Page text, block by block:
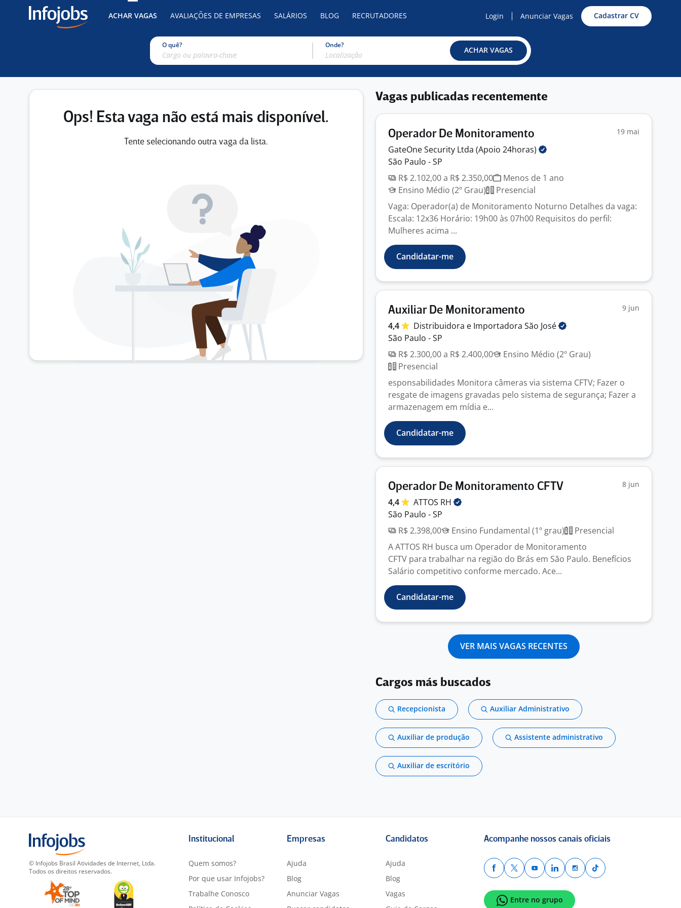
ACHAR VAGAS AVALIAÇÕES DE EMPRESAS SALÁRIOS BLOG RECRUTADORES Login Anunciar Vagas Cadastrar CV
O quê? Onde?
ACHAR VAGAS
Ops! Esta vaga não está mais disponível.
Tente selecionando outra vaga da lista.
Vagas publicadas recentemente
Operador De Monitoramento 19 mai
GateOne Security Ltda (Apoio 24horas)
São Paulo - SP
R$ 2.102,00 a R$ 2.350,00
Menos de 1 ano
Ensino Médio (2º Grau)
Presencial
Vaga: Operador(a) de Monitoramento Noturno Detalhes da vaga:
Escala: 12x36 Horário: 19h00 às 07h00 Requisitos do perfil:
Mulheres acima ...
Candidatar-me
Auxiliar De Monitoramento 9 jun
4,4 Distribuidora e Importadora São José
São Paulo - SP
R$ 2.300,00 a R$ 2.400,00
Ensino Médio (2º Grau)
Presencial
esponsabilidades Monitora câmeras via sistema CFTV; Fazer o
resgate de imagens gravadas pelo sistema de segurança; Fazer a
armazenagem em mídia e...
Candidatar-me
Operador De Monitoramento CFTV 8 jun
4,4 ATTOS RH
São Paulo - SP
R$ 2.398,00
Ensino Fundamental (1º grau)
Presencial
A ATTOS RH busca um Operador de Monitoramento
CFTV para trabalhar na região do Brás em São Paulo. Benefícios
Salário competitivo conforme mercado. Ace...
Candidatar-me
VER MAIS VAGAS RECENTES
Cargos más buscados
Recepcionista Auxiliar Administrativo
Auxiliar de produção Assistente administrativo
Auxiliar de escritório
© Infojobs Brasil Atividades de Internet, Ltda.
Todos os direitos reservados.
Institucional
Quem somos?
Por que usar Infojobs?
Trabalhe Conosco
Empresas
Ajuda
Blog
Anunciar Vagas
Candidatos
Ajuda
Blog
Vagas
Acompanhe nossos canais oficiais
Entre no grupo